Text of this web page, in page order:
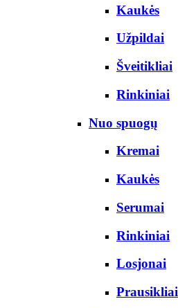
Kaukės
Užpildai
Šveitikliai
Rinkiniai
Nuo spuogų
Kremai
Kaukės
Serumai
Rinkiniai
Losjonai
Prausikliai